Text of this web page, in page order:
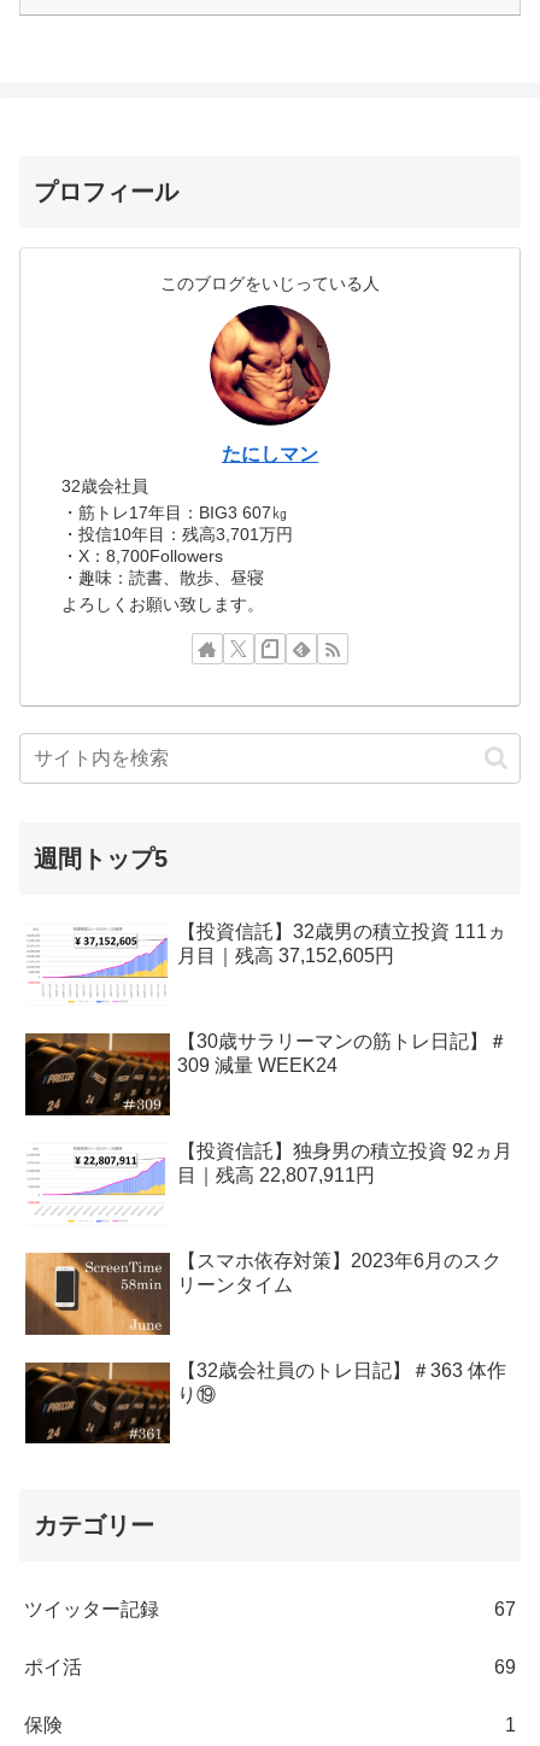
プロフィール
このブログをいじっている人
たにしマン
32歳会社員
・筋トレ17年目：BIG3 607㎏
・投信10年目：残高3,701万円
・X：8,700Followers
・趣味：読書、散歩、昼寝
よろしくお願い致します。
週間トップ5
【投資信託】32歳男の積立投資 111ヵ
月目｜残高 37,152,605円
【30歳サラリーマンの筋トレ日記】＃
309 減量 WEEK24
【投資信託】独身男の積立投資 92ヵ月
目｜残高 22,807,911円
【スマホ依存対策】2023年6月のスク
リーンタイム
【32歳会社員のトレ日記】＃363 体作
り⑲
カテゴリー
ツイッター記録 67
ポイ活 69
保険 1